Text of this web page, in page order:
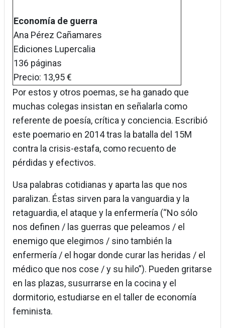
Economía de guerra
Ana Pérez Cañamares
Ediciones Lupercalia
136 páginas
Precio: 13,95 €
Por estos y otros poemas, se ha ganado que
muchas colegas insistan en señalarla como
referente de poesía, crítica y conciencia. Escribió
este poemario en 2014 tras la batalla del 15M
contra la crisis-estafa, como recuento de
pérdidas y efectivos.
Usa palabras cotidianas y aparta las que nos
paralizan. Éstas sirven para la vanguardia y la
retaguardia, el ataque y la enfermería (“No sólo
nos definen / las guerras que peleamos / el
enemigo que elegimos / sino también la
enfermería / el hogar donde curar las heridas / el
médico que nos cose / y su hilo”). Pueden gritarse
en las plazas, susurrarse en la cocina y el
dormitorio, estudiarse en el taller de economía
feminista.